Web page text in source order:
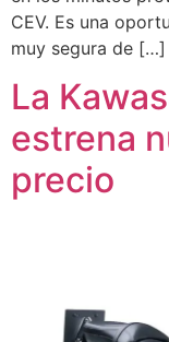
CEV. Es una
muy segura de […]
La
estrena
precio